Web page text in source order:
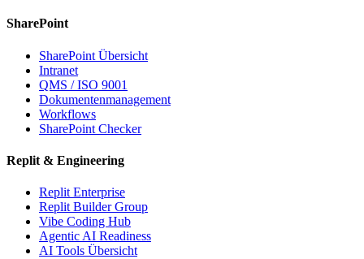
SharePoint
SharePoint Übersicht
Intranet
QMS / ISO 9001
Dokumentenmanagement
Workflows
SharePoint Checker
Replit & Engineering
Replit Enterprise
Replit Builder Group
Vibe Coding Hub
Agentic AI Readiness
AI Tools Übersicht